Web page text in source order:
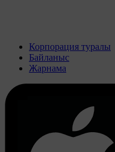
Корпорация туралы
Байланыс
Жарнама